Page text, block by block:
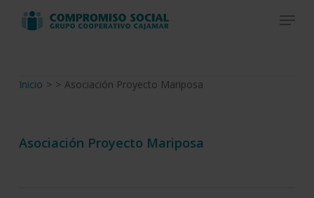
Menu
Inicio > > Asociación Proyecto Mariposa
Asociación Proyecto Mariposa